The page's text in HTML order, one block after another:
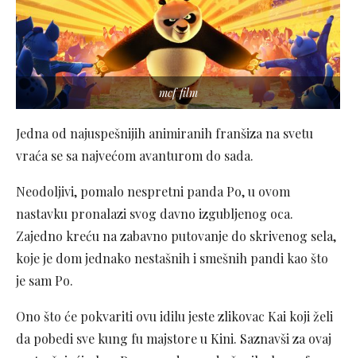
mcf film
Jedna od najuspešnijih animiranih franšiza na svetu
vraća se sa najvećom avanturom do sada.
Neodoljivi, pomalo nespretni panda Po, u ovom
nastavku pronalazi svog davno izgubljenog oca.
Zajedno kreću na zabavno putovanje do skrivenog sela,
koje je dom jednako nestašnih i smešnih pandi kao što
je sam Po.
Ono što će pokvariti ovu idilu jeste zlikovac Kai koji želi
da pobedi sve kung fu majstore u Kini. Saznavši za ovaj